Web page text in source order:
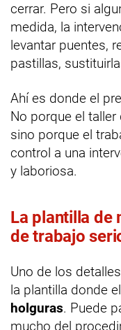
cerrar. Pero si
medida, la
levantar puentes,
pastillas,
Ahí es donde el
No porque el
sino porque el
control a una
y laboriosa.
La plantilla de
de trabajo
Uno de los
la plantilla donde
holguras. Puede
mucho del